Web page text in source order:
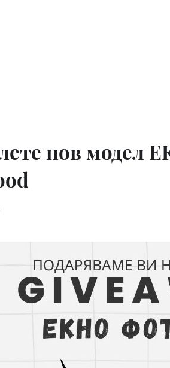
нов модел